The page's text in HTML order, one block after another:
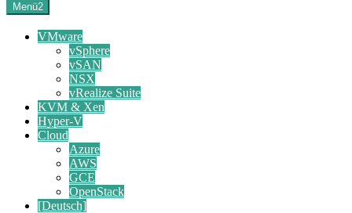
Menü2
VMware
vSphere
vSAN
NSX
vRealize Suite
KVM & Xen
Hyper-V
Cloud
Azure
AWS
GCE
OpenStack
[Deutsch]